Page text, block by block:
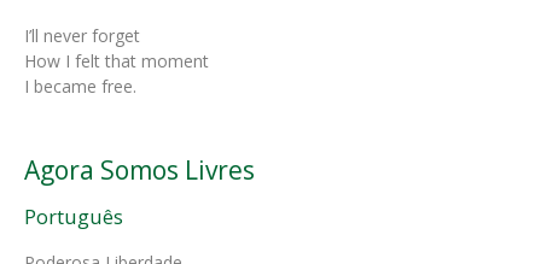
I’ll never forget
How I felt that moment
I became free.
Agora Somos Livres
Português